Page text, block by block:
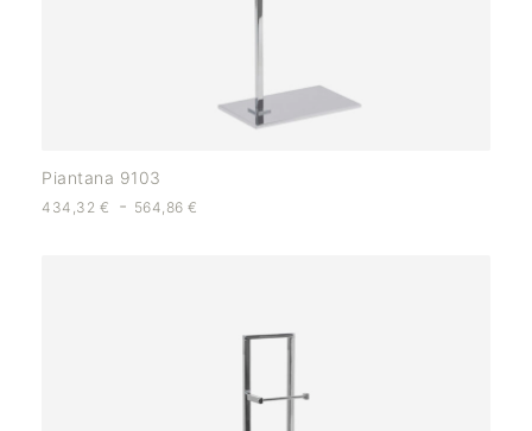
Piantana 9103
434,32 € - 564,86€